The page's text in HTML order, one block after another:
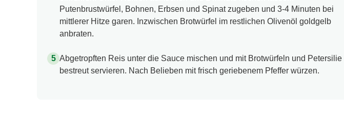
Putenbrustwürfel, Bohnen, Erbsen und Spinat zugeben und 3-4 Minuten bei
mittlerer Hitze garen. Inzwischen Brotwürfel im restlichen Olivenöl goldgelb
anbraten.
Abgetropften Reis unter die Sauce mischen und mit Brotwürfeln und Petersilie
bestreut servieren. Nach Belieben mit frisch geriebenem Pfeffer würzen.